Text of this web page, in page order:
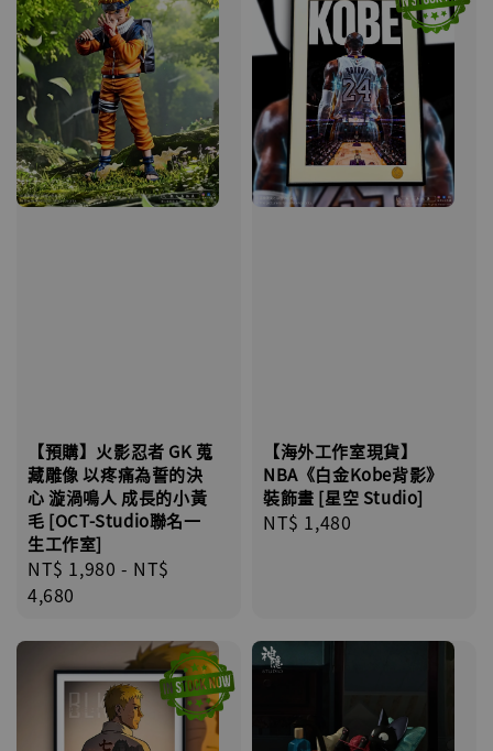
【預購】火影忍者 GK 蒐
藏雕像 以疼痛為誓的決
心 漩渦鳴人 成長的小黃
毛 [OCT-Studio聯名一
生工作室]
Regular
price
NT$ 1,980 - NT$
4,680
【海外工作室現貨】
NBA《白金Kobe背影》
裝飾畫 [星空 Studio]
Regular
NT$ 1,480